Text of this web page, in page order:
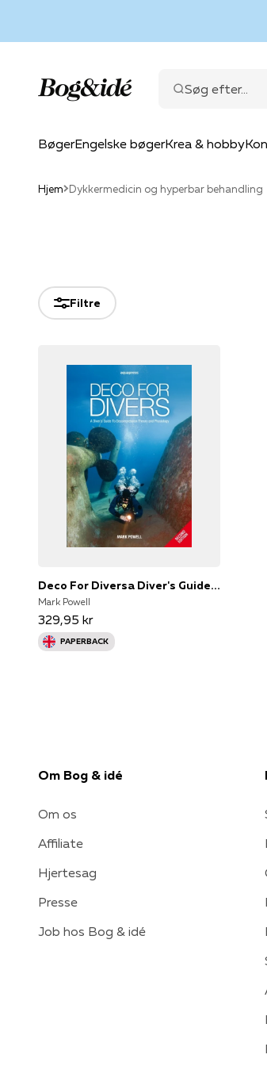
BøgerEngelske bøgerKrea & hobby
Søg efter...
Bog & idé
Hjem Dykkermedicin og hyperbar behandling
Filtre
Deco For Diversa Diver's Guide To Decompression Theory and P
Mark Powell
329,95 kr
PAPERBACK
Om Bog & idé
Om os
Affiliate
Hjertesag
Presse
Job hos Bog & idé